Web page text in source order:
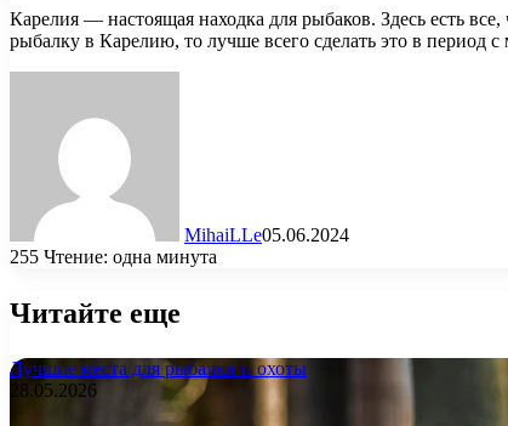
Карелия — настоящая находка для рыбаков. Здесь есть
рыбалку в Карелию, то лучше всего сделать это в период
MihaiLLe05.06.2024
255 Чтение: одна минута
Читайте еще
Лучшие места для рыбалки и охоты
28.05.2026